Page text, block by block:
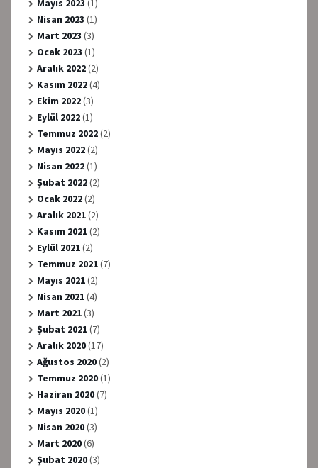
Nisan 2023 (1)
Mart 2023 (3)
Ocak 2023 (1)
Aralık 2022(2)
Kasım 2022(4)
Ekim 2022(3)
Eylül 2022(1)
Temmuz 2022(2)
Mayıs 2022(2)
Nisan 2022(1)
Şubat 2022(2)
Ocak 2022(2)
Aralık 2021(2)
Kasım 2021(2)
Eylül 2021(2)
Temmuz 2021(7)
Mayıs 2021(2)
Nisan 2021(4)
Mart 2021(3)
Şubat 2021(7)
Aralık 2020(17)
Ağustos 2020(2)
Temmuz 2020(1)
Haziran 2020(7)
Mayıs 2020(1)
Nisan 2020(3)
Mart 2020(6)
Şubat 2020(3)